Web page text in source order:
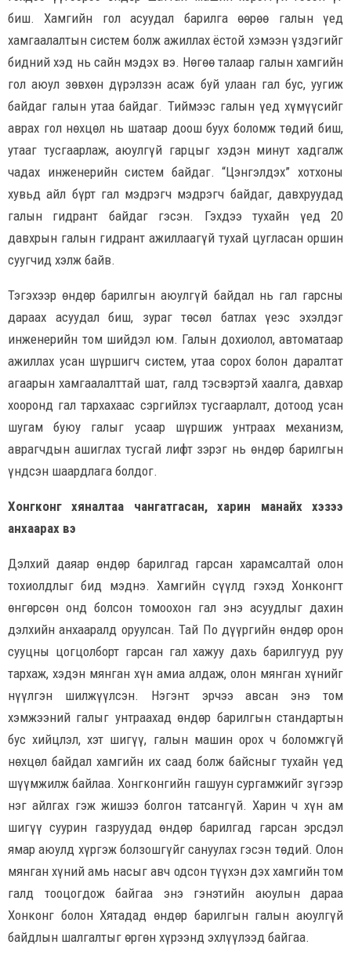
биш. Хамгийн гол асуудал барилга өөрөө галын үед
хамгаалалтын систем болж ажиллах ёстой хэмээн үздэгийг
бидний хэд нь сайн мэдэх вэ. Нөгөө талаар галын хамгийн
гол аюул зөвхөн дүрэлзэн асаж буй улаан гал бус, уугиж
байдаг галын утаа байдаг. Тиймээс галын үед хүмүүсийг
аврах гол нөхцөл нь шатаар доош буух боломж төдий биш,
утааг тусгаарлаж, аюулгүй гарцыг хэдэн минут хадгалж
чадах инженерийн систем байдаг. “Цэнгэлдэх” хотхоны
хувьд айл бүрт гал мэдрэгч мэдрэгч байдаг, давхруудад
галын гидрант байдаг гэсэн. Гэхдээ тухайн үед 20
давхрын галын гидрант ажиллаагүй тухай цугласан оршин
суугчид хэлж байв.
Тэгэхээр өндөр барилгын аюулгүй байдал нь гал гарсны
дараах асуудал биш, зураг төсөл батлах үеэс эхэлдэг
инженерийн том шийдэл юм. Галын дохиолол, автоматаар
ажиллах усан шүршигч систем, утаа сорох болон даралтат
агаарын хамгаалалттай шат, галд тэсвэртэй хаалга, давхар
хооронд гал тархахаас сэргийлэх тусгаарлалт, дотоод усан
шугам буюу галыг усаар шүршиж унтраах механизм,
аврагчдын ашиглах тусгай лифт зэрэг нь өндөр барилгын
үндсэн шаардлага болдог.
Хонгконг хяналтаа чангатгасан, харин манайх хэзээ
анхаарах вэ
Дэлхий даяар өндөр барилгад гарсан харамсалтай олон
тохиолдлыг бид мэднэ. Хамгийн сүүлд гэхэд Хонконгт
өнгөрсөн онд болсон томоохон гал энэ асуудлыг дахин
дэлхийн анхааралд оруулсан. Тай По дүүргийн өндөр орон
сууцны цогцолборт гарсан гал хажуу дахь барилгууд руу
тархаж, хэдэн мянган хүн амиа алдаж, олон мянган хүнийг
нүүлгэн шилжүүлсэн. Нэгэнт эрчээ авсан энэ том
хэмжээний галыг унтраахад өндөр барилгын стандартын
бус хийцлэл, хэт шигүү, галын машин орох ч боломжгүй
нөхцөл байдал хамгийн их саад болж байсныг тухайн үед
шүүмжилж байлаа. Хонгконгийн гашуун сургамжийг зүгээр
нэг айлгах гэж жишээ болгон татсангүй. Харин ч хүн ам
шигүү суурин газруудад өндөр барилгад гарсан эрсдэл
ямар аюулд хүргэж болзошгүйг сануулах гэсэн төдий. Олон
мянган хүний амь насыг авч одсон түүхэн дэх хамгийн том
галд тооцогдож байгаа энэ гэнэтийн аюулын дараа
Хонконг болон Хятадад өндөр барилгын галын аюулгүй
байдлын шалгалтыг өргөн хүрээнд эхлүүлээд байгаа.